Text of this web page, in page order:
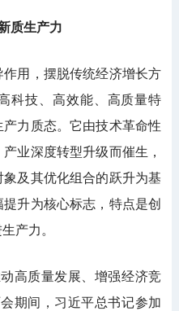
质生产力
用，摆脱传统经济增长方
科技、高效能、高质量特
力质态。它由技术革命性
业深度转型升级而催生，
及其优化组合的跃升为基
升为核心标志，特点是创
产力。
质量发展、增强经济竞
期间，习近平总书记参加